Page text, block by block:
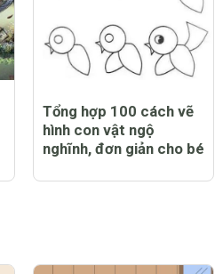
Tổng hợp 100 cách vẽ
hình con vật ngộ
nghĩnh, đơn giản cho bé